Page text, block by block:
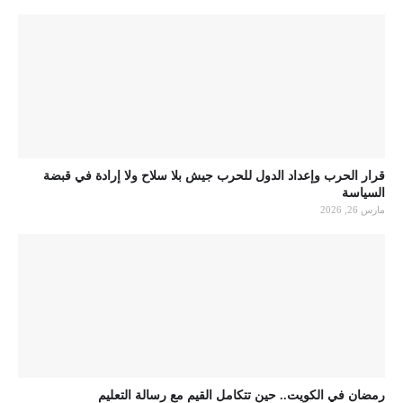
قرار الحرب وإعداد الدول للحرب جيش بلا سلاح ولا إرادة في قبضة
السياسة
مارس 26, 2026
رمضان في الكويت.. حين تتكامل القيم مع رسالة التعليم